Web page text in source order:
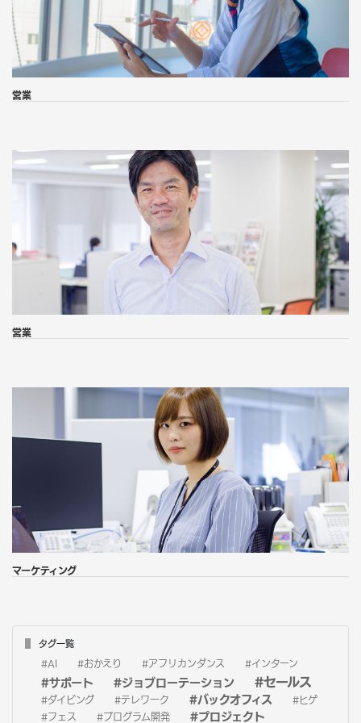
営業
営業
マーケティング
タグ一覧
#AI #おかえり #アフリカンダンス #インターン
#サポート #ジョブローテーション #セールス
#ダイビング #テレワーク #バックオフィス
#ヒゲ
#フェス
#プログラム開発 #プロジェクト